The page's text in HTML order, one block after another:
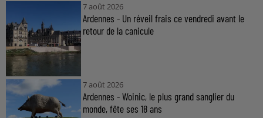
7 août 2026
Ardennes - Un réveil frais ce vendredi avant le
retour de la canicule
7 août 2026
Ardennes - Woinic, le plus grand sanglier du
monde, fête ses 18 ans